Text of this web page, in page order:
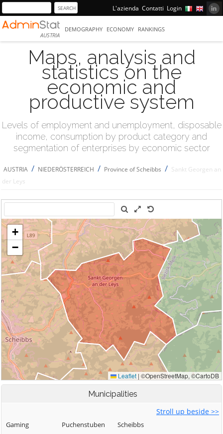
L'azienda Contatti Login
AUSTRIA
DEMOGRAPHY ECONOMY RANKINGS
Maps, analysis and
statistics on the
economic and
productive system
Levels of employment and unemployment, disposable
income, consumption by product category and
segmentation of enterprises by economic sector
AUSTRIA / NIEDERÖSTERREICH / Province of Scheibbs / Sankt Georgen an
der Leys
Municipalities
Stroll up beside >>
Gaming
Puchenstuben
Scheibbs